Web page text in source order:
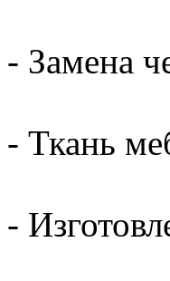
- Замена
- Ткань
-